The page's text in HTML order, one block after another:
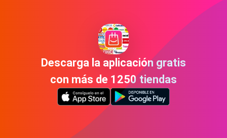
Descarga la aplicación gratis
con más de 1250 tiendas